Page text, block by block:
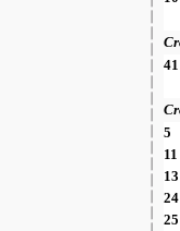
41
5
11
13
24
25